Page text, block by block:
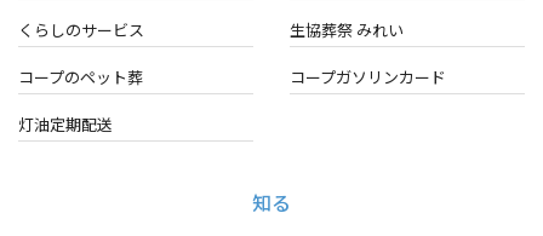
くらしのサービス 生協葬祭 みれい
コープのペット葬 コープガソリンカード
灯油定期配送
知る